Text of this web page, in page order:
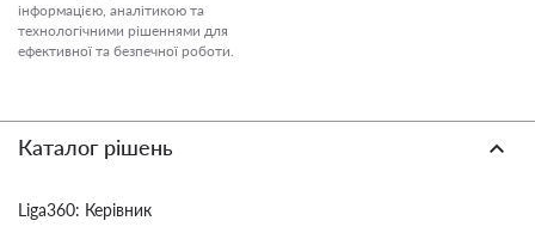
інформацією, аналітикою та
технологічними рішеннями для
ефективної та безпечної роботи.
Каталог рішень
Liga360: Керівник